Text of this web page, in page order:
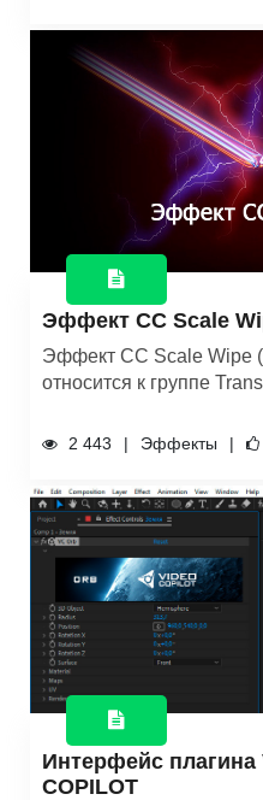
Эффект CC Scale
​Эффект CC Scale Wipe
относится к группе
2 443 Эффекты
Интерфейс плагина
COPILOT